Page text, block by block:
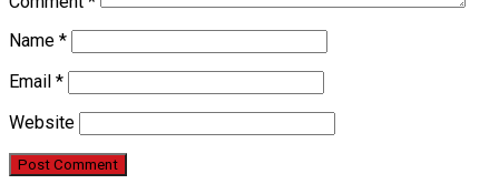
Name *
Email *
Website